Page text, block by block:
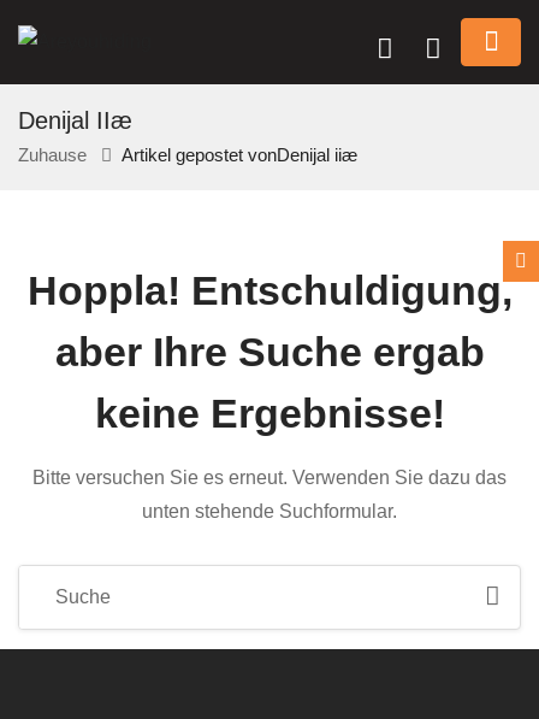
Denijal iiæ
Zuhause Artikel gepostet vonDenijal iiæ
Hoppla! Entschuldigung,
aber Ihre Suche ergab
keine Ergebnisse!
Bitte versuchen Sie es erneut. Verwenden Sie dazu das
unten stehende Suchformular.